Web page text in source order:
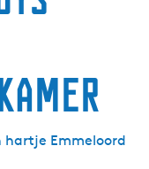
hartje Emmeloord